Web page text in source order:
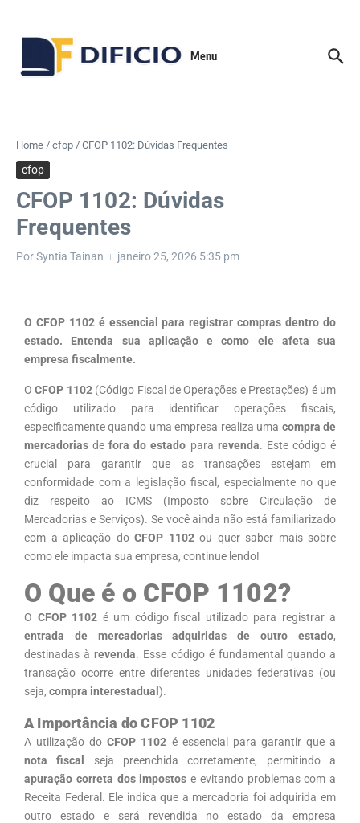
Menu
Home / cfop / CFOP 1102: Dúvidas Frequentes
cfop
CFOP 1102: Dúvidas
Frequentes
PorSyntia Tainan janeiro 25, 2026 5:35 pm
O CFOP 1102 é essencial para registrar compras dentro do
estado. Entenda sua aplicação e como ele afeta sua
empresa fiscalmente.
OCFOP 1102(Código Fiscal de Operações e Prestações) é um
código utilizado para identificar operações fiscais,
especificamente quando uma empresa realiza uma compra de
mercadorias defora do estado para revenda. Este código é
crucial para garantir que as transações estejam em
conformidade com a legislação fiscal, especialmente no que
diz respeito ao ICMS (Imposto sobre Circulação de
Mercadorias e Serviços). Se você ainda não está familiarizado
com a aplicação do CFOP 1102ou quer saber mais sobre
como ele impacta sua empresa, continue lendo!
O Que é o CFOP 1102?
O CFOP 1102 é um código fiscal utilizado para registrar a
entrada de mercadorias adquiridas de outro estado,
destinadas àrevenda. Esse código é fundamental quando a
transação ocorre entre diferentes unidades federativas (ou
seja, compra interestadual ).
A Importância do CFOP 1102
A utilização doCFOP 1102 é essencial para garantir que a
nota fiscal
seja preenchida corretamente, permitindo a
apuração correta dos impostos e evitando problemas com a
Receita Federal. Ele indica que a mercadoria foi adquirida em
outro estado e será revendida no estado da empresa